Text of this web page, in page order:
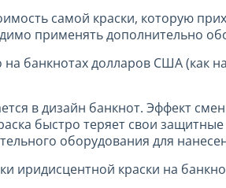
самой краски, которую
применять дополнительно
банкнотах долларов США (как
в дизайн банкнот. Эффект
быстро теряет свои
оборудования для
иридисцентной краски на